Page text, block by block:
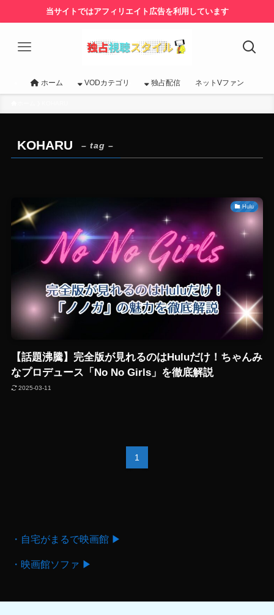
当サイトではアフィリエイト広告を利用しています
ホーム VODカテゴリ 独占配信 ネットVファン
KOHARU – tag –
Hulu
【話題沸騰】完全版が見れるのはHuluだけ！ちゃんみ
なプロデュース「No No Girls」を徹底解説
2025-03-11
1
・自宅がまるで映画館 ▶
・映画館ソファ ▶